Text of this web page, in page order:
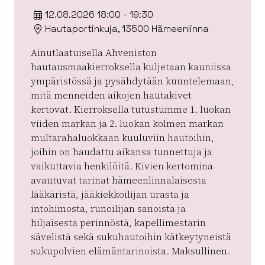
12.08.2026 18:00 - 19:30
Hautaportinkuja, 13500 Hämeenlinna
Ainutlaatuisella Ahveniston
hautausmaakierroksella kuljetaan kauniissa
ympäristössä ja pysähdytään kuuntelemaan,
mitä menneiden aikojen hautakivet
kertovat. Kierroksella tutustumme 1. luokan
viiden markan ja 2. luokan kolmen markan
multarahaluokkaan kuuluviin hautoihin,
joihin on haudattu aikansa tunnettuja ja
vaikuttavia henkilöitä. Kivien kertomina
avautuvat tarinat hämeenlinnalaisesta
lääkäristä, jääkiekkoilijan urasta ja
intohimosta, runoilijan sanoista ja
hiljaisesta perinnöstä, kapellimestarin
sävelistä sekä sukuhautoihin kätkeytyneistä
sukupolvien elämäntarinoista. Maksullinen.